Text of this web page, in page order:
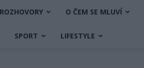
ROZHOVORY O ČEM SE MLUVÍ
SPORT LIFESTYLE